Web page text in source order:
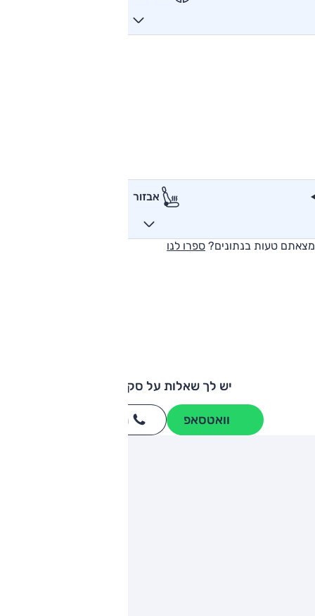
אבזור
מצאתם טעות בנתונים? ספרו לנו
יש לך שאלות על סקודה יטי?
וואטסאפ חייגו
מותגים מתחרים